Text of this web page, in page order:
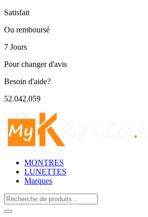
Satisfait
Ou remboursé
7 Jours
Pour changer d'avis
Besoin d'aide?
52.042.059
MONTRES
LUNETTES
Marques
Search
for: